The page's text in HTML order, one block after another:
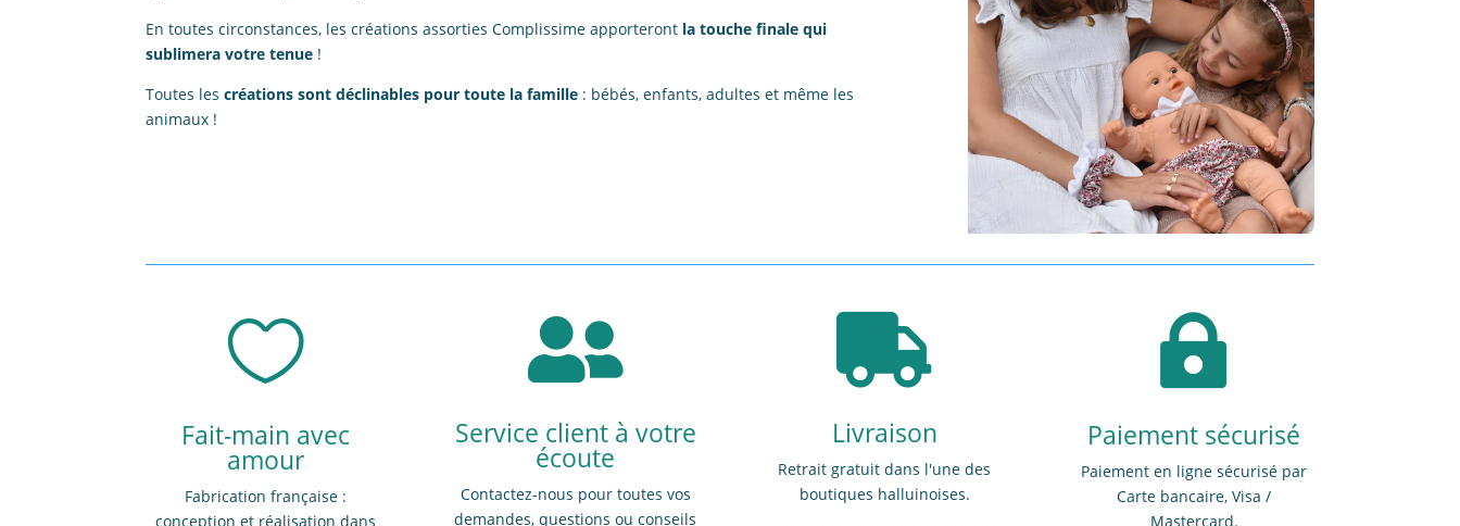
En toutes circonstances, les créations assorties Complissime apporteront la touche finale qui
sublimera votre tenue !
Toutes les créations sont déclinables pour toute la famille : bébés, enfants, adultes et même les
animaux !

Fait-main avec
amour
Fabrication française :
conception et réalisation dans

Service client à votre
écoute
Contactez-nous pour toutes vos
demandes, questions ou conseils

Livraison
Retrait gratuit dans l'une des
boutiques halluinoises.

Paiement sécurisé
Paiement en ligne sécurisé par
Carte bancaire, Visa /
Mastercard.